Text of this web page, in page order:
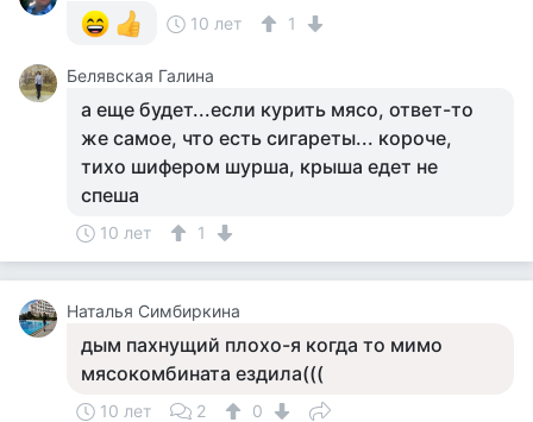
10 лет
1
Белявская Галина
а еще будет...если курить мясо, ответ-то
же самое, что есть сигареты... короче,
тихо шифером шурша, крыша едет не
спеша
10 лет 1
Наталья Симбиркина
дым пахнущий плохо-я когда то мимо
мясокомбината ездила(((
10 лет 2
0